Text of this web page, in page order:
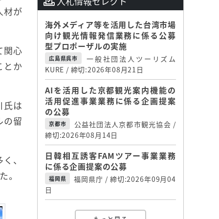
材が
関心
とか
氏は
の留
、
。
海外メディア等を活用した台湾市場
向け観光情報発信業務に係る公募
型プロポーザルの実施
広島県呉市
一般社団法人ツーリズム
KURE / 締切:2026年08月21日
AIを活用した京都観光案内機能の
活用促進事業業務に係る企画提案
の公募
京都市
公益社団法人京都市観光協会 /
締切:2026年08月14日
日韓相互誘客FAMツアー事業業務
に係る企画提案の公募
福岡県
福岡県庁 / 締切:2026年09月04
日